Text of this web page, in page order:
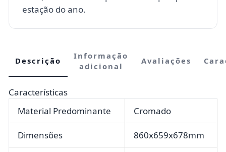
estação do ano.
Descrição
Informação
adicional
Avaliações
Características
Material Predominante
Cromado
Dimensões 860x659x678mm